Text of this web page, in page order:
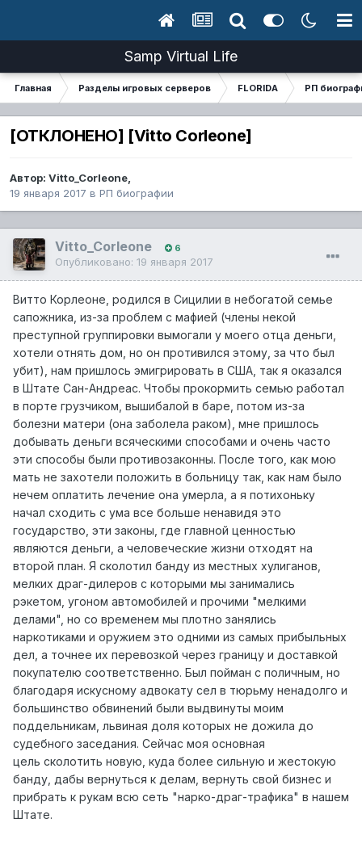
Samp Virtual Life
Главная Разделы игровых серверов FLORIDA РП
[ОТКЛОНЕНО] [Vitto Corleone]
Автор: Vitto_Corleone,
19 января 2017 в РП биографии
Vitto_Corleone 6
Опубликовано: 19 января 2017
Витто Корлеоне, родился в Сицилии в небогатой семье
сапожника, из-за проблем с мафией (члены некой
преступной группировки вымогали у моего отца деньги,
хотели отнять дом, но он противился этому, за что был
убит), нам пришлось эмигрировать в США, так я оказался
в Штате Сан-Андреас. Чтобы прокормить семью работал
в порте грузчиком, вышибалой в баре, потом из-за
болезни матери (она заболела раком), мне пришлось
добывать деньги всяческими способами и очень часто
эти способы были противозаконны. После того, как мою
мать не захотели положить в больницу так, как нам было
нечем оплатить лечение она умерла, а я потихоньку
начал сходить с ума все больше ненавидя это
государство, эти законы, где главной ценностью
являются деньги, а человеческие жизни отходят на
второй план. Я сколотил банду из местных хулиганов,
мелких драг-дилеров с которыми мы занимались
рэкетом, угоном автомобилей и прочими "мелкими
делами", но со временем мы плотно занялись
наркотиками и оружием это одними из самых прибыльных
дел, а точнее их перевозкой через границу и доставкой
покупателю соответственно. Был пойман с поличным, но
благодаря искусному адвокату сел в тюрьму ненадолго и
большинство обвинений были выдвинуты моим
поддельникам, львиная доля которых не дожила до
судебного заседания. Сейчас моя основная
цель сколотить новую, куда более сильную и жестокую
банду, дабы вернуться к делам, вернуть свой бизнес и
прибрать к рукам всю сеть "нарко-драг-трафика" в нашем
Штате.